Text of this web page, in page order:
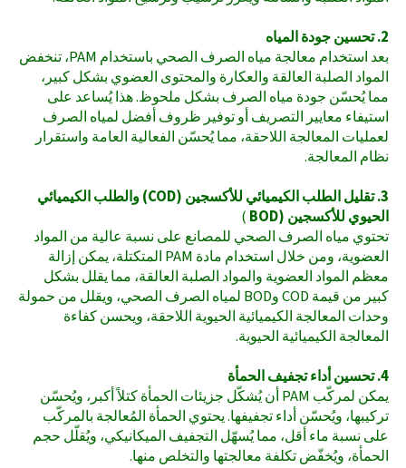
2. تحسين جودة المياه
بعد استخدام معالجة مياه الصرف الصحي باستخدام PAM، تنخفض
المواد الصلبة العالقة والعكارة والمحتوى العضوي بشكل كبير،
مما يُحسّن جودة مياه الصرف بشكل ملحوظ. هذا يُساعد على
استيفاء معايير التصريف أو توفير ظروف أفضل لمياه الصرف
لعمليات المعالجة اللاحقة، مما يُحسّن الفعالية العامة واستقرار
نظام المعالجة.
3. تقليل الطلب الكيميائي للأكسجين (COD) والطلب الكيميائي
الحيوي للأكسجين (BOD
)
تحتوي مياه الصرف الصحي للمصانع على نسبة عالية من المواد
العضوية، ومن خلال استخدام مادة PAM المتكتلة، يمكن إزالة
معظم المواد العضوية والمواد الصلبة العالقة، مما يقلل بشكل
كبير من قيمة COD وBOD لمياه الصرف الصحي، ويقلل من حمولة
وحدات المعالجة الكيميائية الحيوية اللاحقة، ويحسن كفاءة
المعالجة الكيميائية الحيوية.
4. تحسين أداء تجفيف الحمأة
يمكن لمركّب PAM أن يُشكّل جزيئات الحمأة كتلاً أكبر، ويُحسّن
تركيبها، ويُحسّن أداء تجفيفها. يحتوي الحمأة المُعالجة بالمركّب
على نسبة ماء أقل، مما يُسهّل التجفيف الميكانيكي، ويُقلّل حجم
الحمأة، ويُخفّض تكلفة معالجتها والتخلص منها.